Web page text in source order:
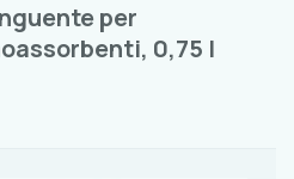
per
0,75 l